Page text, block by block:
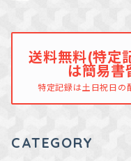
送料無料(特定
は簡易書
特定記録は土日祝日の
CATEGORY